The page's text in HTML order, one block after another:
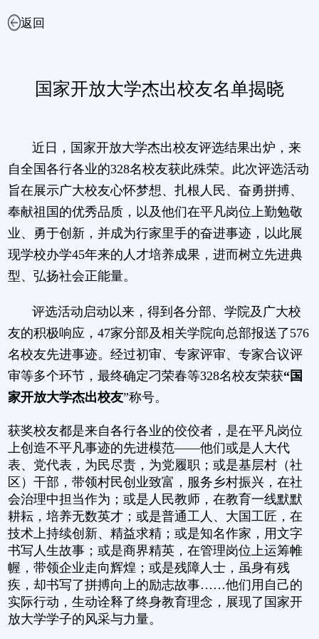
返回
国家开放大学杰出校友名单揭晓
近日，国家开放大学杰出校友评选结果出炉，来
自全国各行各业的328名校友获此殊荣。此次评选活动
旨在展示广大校友心怀梦想、扎根人民、奋勇拼搏、
奉献祖国的优秀品质，以及他们在平凡岗位上勤勉敬
业、勇于创新，并成为行家里手的奋进事迹，以此展
现学校办学45年来的人才培养成果，进而树立先进典
型、弘扬社会正能量。
评选活动启动以来，得到各分部、学院及广大校
友的积极响应，47家分部及相关学院向总部报送了576
名校友先进事迹。经过初审、专家评审、专家合议评
审等多个环节，最终确定刁荣春等328名校友荣获“国
家开放大学杰出校友”称号。
获奖校友都是来自各行各业的佼佼者，是在平凡岗位
上创造不平凡事迹的先进模范——他们或是人大代
表、党代表，为民尽责，为党履职；或是基层村（社
区）干部，带领村民创业致富，服务乡村振兴，在社
会治理中担当作为；或是人民教师，在教育一线默默
耕耘，培养无数英才；或是普通工人、大国工匠，在
技术上持续创新、精益求精；或是知名作家，用文字
书写人生故事；或是商界精英，在管理岗位上运筹帷
幄，带领企业走向辉煌；或是残障人士，虽身有残
疾，却书写了拼搏向上的励志故事……他们用自己的
实际行动，生动诠释了终身教育理念，展现了国家开
放大学学子的风采与力量。